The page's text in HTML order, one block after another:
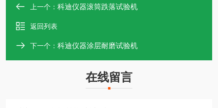
上一个： 科迪仪器滚筒跌落试验机
返回列表
下一个： 科迪仪器涂层耐磨试验机
在线留言